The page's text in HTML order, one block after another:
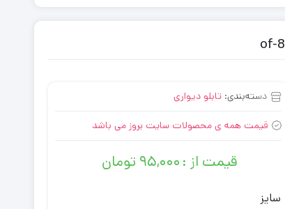
دسته‌بندی: تابلو دیواری
قیمت همه ی محصولات سایت بروز می باشد
قیمت از : ۹۵,۰۰۰ تومان
سایز